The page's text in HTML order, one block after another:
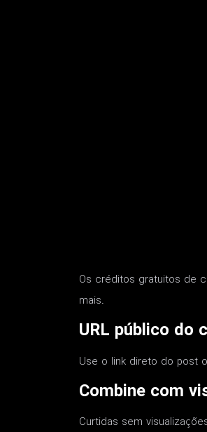
Os créditos gratuitos de
mais.
URL público do
Use o link direto do post
Combine com
Curtidas sem